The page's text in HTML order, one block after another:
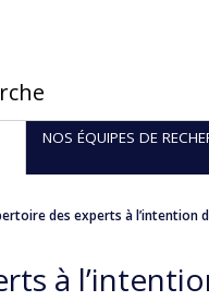
NOS ÉQUIPES DE
des experts à l’intention
à